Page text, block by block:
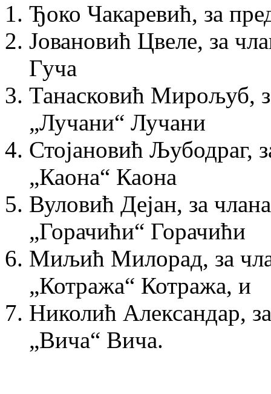
Ђоко Чакаревић, за
Јовановић Цвеле, за
Гуча
Танасковић Мирољуб,
„Лучани“ Лучани
Стојановић Љубодраг,
„Каона“ Каона
Вуловић Дејан, за
„Горачићи“ Горачићи
Миљић Милорад, за
„Котража“ Котража, и
Николић Александар,
„Вича“ Вича.